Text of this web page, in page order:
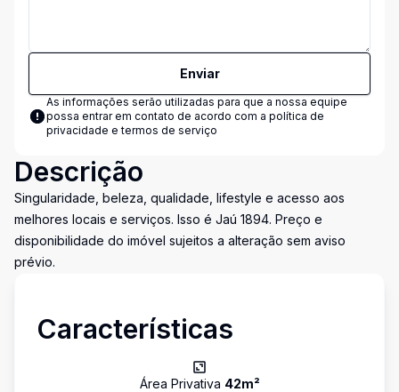
Enviar
As informações serão utilizadas para que a nossa equipe
possa entrar em contato de acordo com a política de
privacidade e termos de serviço
Descrição
Singularidade, beleza, qualidade, lifestyle e acesso aos
melhores locais e serviços. Isso é Jaú 1894. Preço e
disponibilidade do imóvel sujeitos a alteração sem aviso
prévio.
Características
Área Privativa 42m²